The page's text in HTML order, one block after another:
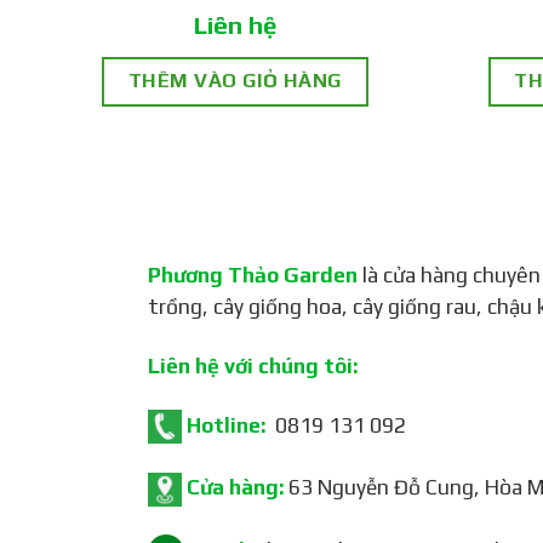
Liên hệ
THÊM VÀO GIỎ HÀNG
Phương Thảo Garden là cửa hàng
trồng, cây giống hoa, cây giống rau,
Liên hệ với chúng tôi:
Hotline:0819 131 092
Cửa hàng:63 Nguyễn Đỗ Cung, Hòa